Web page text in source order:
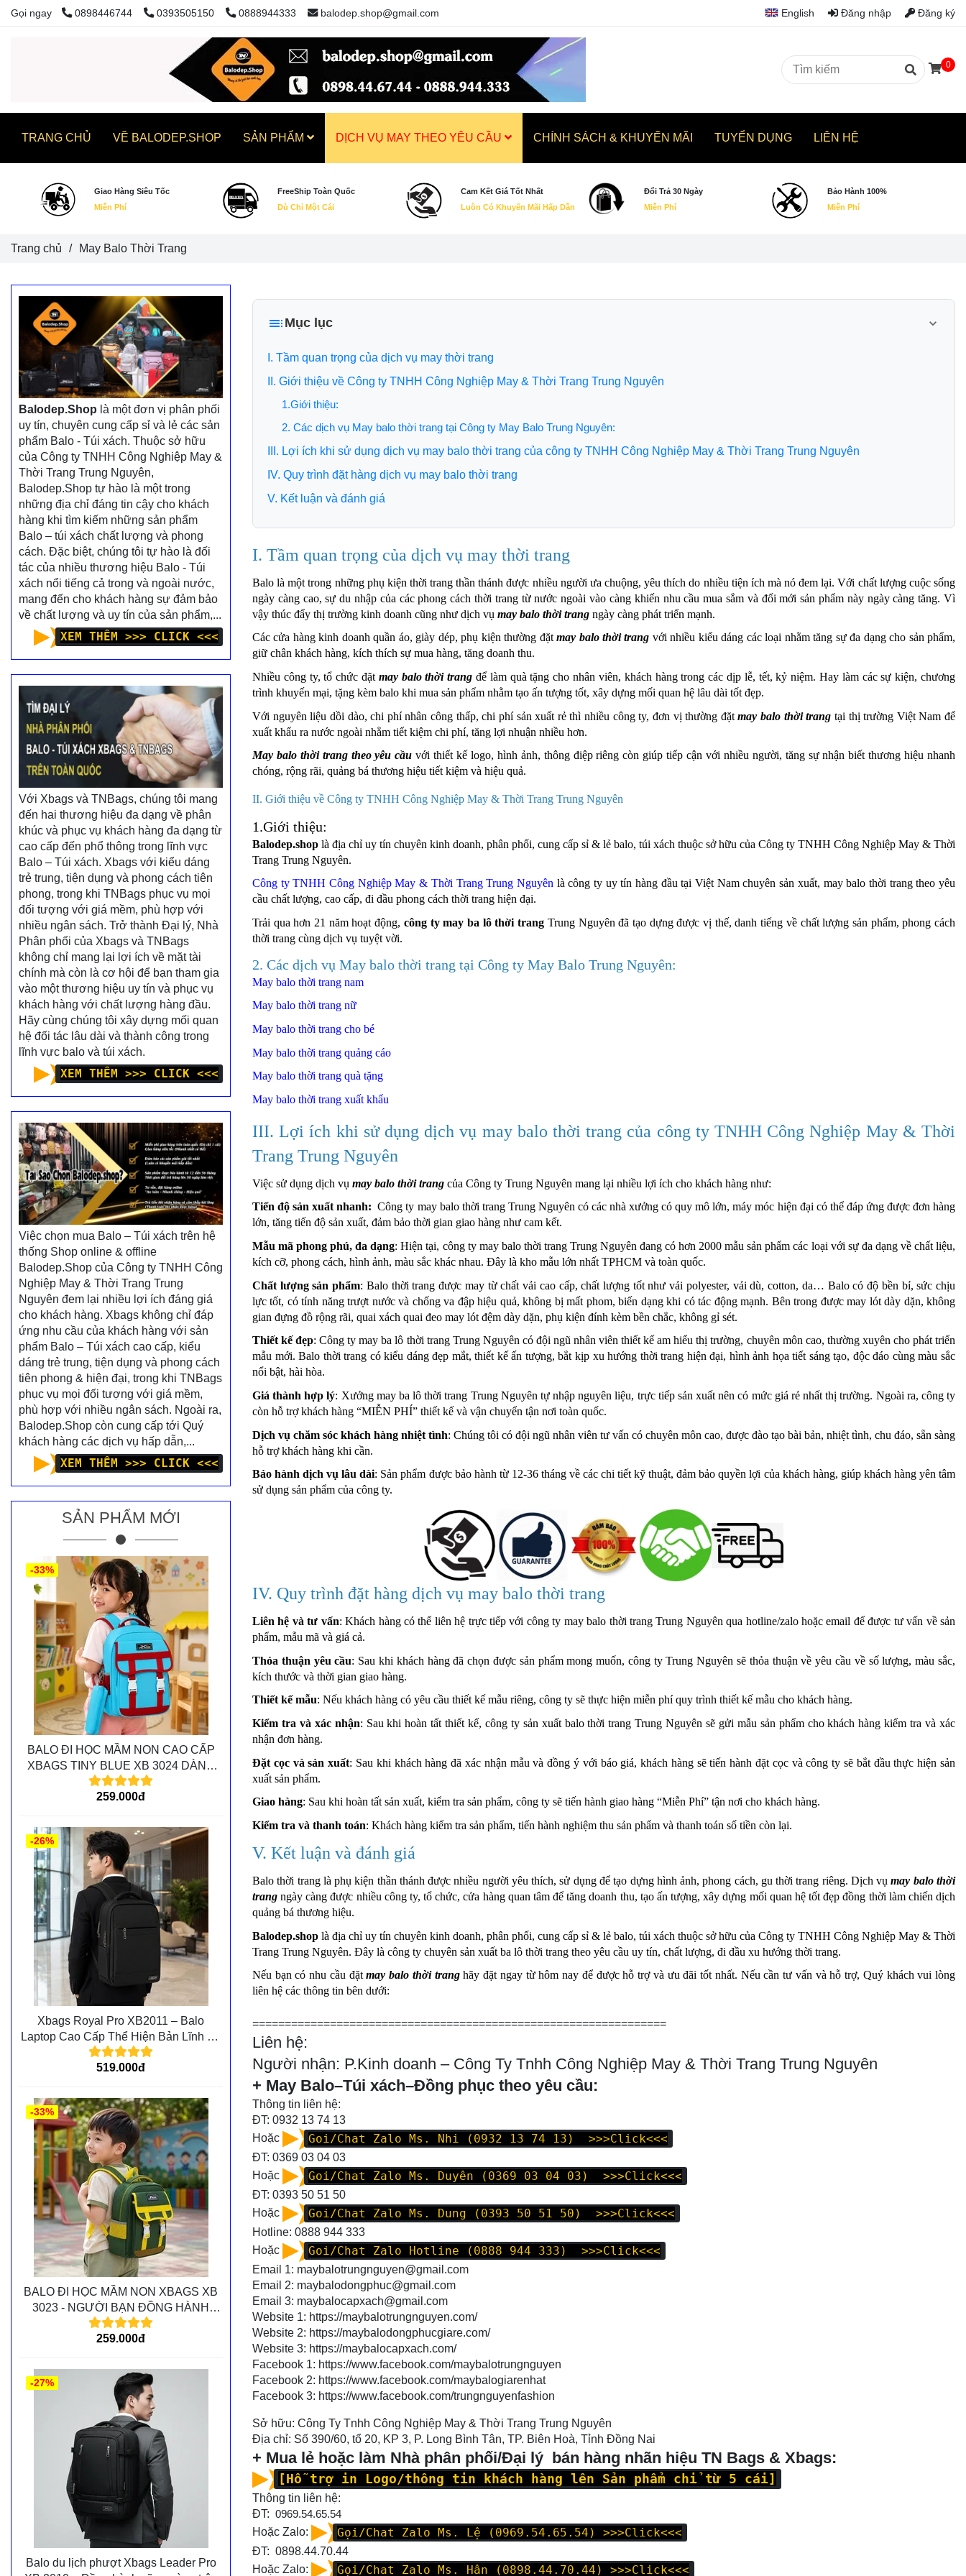
Mục lục
I. Tầm quan trọng của dịch vụ may thời trang
II. Giới thiệu về Công ty TNHH Công Nghiệp May & Thời Trang Trung Nguyên
1.Giới thiệu:
2. Các dịch vụ May balo thời trang tại Công ty May Balo Trung Nguyên:
III. Lợi ích khi sử dụng dịch vụ may balo thời trang của công ty TNHH Công Nghiệp May & Thời Trang Trung Nguyên
IV. Quy trình đặt hàng dịch vụ may balo thời trang
V. Kết luận và đánh giá
I. Tầm quan trọng của dịch vụ may thời trang
Balo là một trong những phụ kiện thời trang thần thánh được nhiều người ưa chuộng, yêu thích do nhiều tiện ích mà nó đem lại. Với chất lượng cuộc sống
ngày càng cao, sự du nhập của các phong cách thời trang từ nước ngoài vào càng khiến nhu cầu mua sắm và đổi mới sản phẩm này ngày càng tăng. Vì
vậy thúc đẩy thị trường kinh doanh cũng như dịch vụ may balo thời trang ngày càng phát triển mạnh.
Các cửa hàng kinh doanh quần áo, giày dép, phụ kiện thường đặtmay balo thời trang với nhiều kiểu dáng các loại nhằm tăng sự đa dạng cho sản phẩm,
giữ chân khách hàng, kích thích sự mua hàng, tăng doanh thu.
Nhiều công ty, tổ chức đặt may balo thời trang để làm quà tặng cho nhân viên, khách hàng trong các dịp lễ, tết, kỷ niệm. Hay làm các sự kiện, chương
trình khuyến mại, tặng kèm balo khi mua sản phẩm nhằm tạo ấn tượng tốt, xây dựng mối quan hệ lâu dài tốt đẹp.
Với nguyên liệu dồi dào, chi phí nhân công thấp, chi phí sản xuất rẻ thì nhiều công ty, đơn vị thường đặtmay balo thời trang tại thị trường Việt Nam để
xuất khẩu ra nước ngoài nhằm tiết kiệm chi phí, tăng lợi nhuận nhiều hơn.
May balo thời trang theo yêu cầu với thiết kế logo, hình ảnh, thông điệp riêng còn giúp tiếp cận với nhiều người, tăng sự nhận biết thương hiệu nhanh
chóng, rộng rãi, quảng bá thương hiệu tiết kiệm và hiệu quả.
II. Giới thiệu về Công ty TNHH Công Nghiệp May & Thời Trang Trung Nguyên
1.Giới thiệu:
Balodep.shop là địa chỉ uy tín chuyên kinh doanh, phân phối, cung cấp sỉ & lẻ balo, túi xách thuộc sở hữu của Công ty TNHH Công Nghiệp May & Thời
Trang Trung Nguyên.
Công ty TNHH Công Nghiệp May & Thời Trang Trung Nguyên là công ty uy tín hàng đầu tại Việt Nam chuyên sản xuất, may balo thời trang theo yêu
cầu chất lượng, cao cấp, đi đầu phong cách thời trang hiện đại.
Trải qua hơn 21 năm hoạt động, công ty may ba lô thời trang Trung Nguyên đã tạo dựng được vị thế, danh tiếng về chất lượng sản phẩm, phong cách
thời trang cùng dịch vụ tuyệt vời.
2. Các dịch vụ May balo thời trang tại Công ty May Balo Trung Nguyên:
May balo thời trang nam
May balo thời trang nữ
May balo thời trang cho bé
May balo thời trang quảng cáo
May balo thời trang quà tặng
May balo thời trang xuất khẩu
III. Lợi ích khi sử dụng dịch vụ may balo thời trang của công ty TNHH Công Nghiệp May & Thời
Trang Trung Nguyên
Việc sử dụng dịch vụ may balo thời trang của Công ty Trung Nguyên mang lại nhiều lợi ích cho khách hàng như:
Tiến độ sản xuất nhanh: Công ty may balo thời trang Trung Nguyên có các nhà xưởng có quy mô lớn, máy móc hiện đại có thể đáp ứng được đơn hàng
lớn, tăng tiến độ sản xuất, đảm bảo thời gian giao hàng như cam kết.
Mẫu mã phong phú, đa dạng: Hiện tại, công ty may balo thời trang Trung Nguyên đang có hơn 2000 mẫu sản phẩm các loại với sự đa dạng về chất liệu,
kích cỡ, phong cách, hình ảnh, màu sắc khác nhau. Đây là kho mẫu lớn nhất TPHCM và toàn quốc.
Chất lượng sản phẩm: Balo thời trang được may từ chất vải cao cấp, chất lượng tốt như vải polyester, vải dù, cotton, da… Balo có độ bền bỉ, sức chịu
lực tốt, có tính năng trượt nước và chống va đập hiệu quả, không bị mất phom, biến dạng khi có tác động mạnh. Bên trong được may lót dày dặn, không
gian đựng đồ rộng rãi, quai xách quai đeo may lót đệm dày dặn, phụ kiện đính kèm bền chắc, không gỉ sét.
Thiết kế đẹp: Công ty may ba lô thời trang Trung Nguyên có đội ngũ nhân viên thiết kế am hiểu thị trường, chuyên môn cao, thường xuyên cho phát triển
mẫu mới. Balo thời trang có kiểu dáng đẹp mắt, thiết kế ấn tượng, bắt kịp xu hướng thời trang hiện đại, hình ảnh họa tiết sáng tạo, độc đáo cùng màu sắc
nổi bật, hài hòa.
Giá thành hợp lý: Xưởng may ba lô thời trang Trung Nguyên tự nhập nguyên liệu, trực tiếp sản xuất nên có mức giá rẻ nhất thị trường. Ngoài ra, công ty
còn hỗ trợ khách hàng “MIỄN PHÍ” thiết kế và vận chuyển tận nơi toàn quốc.
Dịch vụ chăm sóc khách hàng nhiệt tình: Chúng tôi có đội ngũ nhân viên tư vấn có chuyên môn cao, được đào tạo bài bản, nhiệt tình, chu đáo, sẵn sàng
hỗ trợ khách hàng khi cần.
Bảo hành dịch vụ lâu dài: Sản phẩm được bảo hành từ 12-36 tháng về các chi tiết kỹ thuật, đảm bảo quyền lợi của khách hàng, giúp khách hàng yên tâm
sử dụng sản phẩm của công ty.
IV. Quy trình đặt hàng dịch vụ may balo thời trang
Liên hệ và tư vấn: Khách hàng có thể liên hệ trực tiếp với công ty may balo thời trang Trung Nguyên qua hotline/zalo hoặc email để được tư vấn về sản
phẩm, mẫu mã và giá cả.
Thỏa thuận yêu cầu: Sau khi khách hàng đã chọn được sản phẩm mong muốn, công ty Trung Nguyên sẽ thỏa thuận về yêu cầu về số lượng, màu sắc,
kích thước và thời gian giao hàng.
Thiết kế mẫu: Nếu khách hàng có yêu cầu thiết kế mẫu riêng, công ty sẽ thực hiện miễn phí quy trình thiết kế mẫu cho khách hàng.
Kiểm tra và xác nhận: Sau khi hoàn tất thiết kế, công ty sản xuất balo thời trang Trung Nguyên sẽ gửi mẫu sản phẩm cho khách hàng kiểm tra và xác
nhận đơn hàng.
Đặt cọc và sản xuất: Sau khi khách hàng đã xác nhận mẫu và đồng ý với báo giá, khách hàng sẽ tiến hành đặt cọc và công ty sẽ bắt đầu thực hiện sản
xuất sản phẩm.
Giao hàng: Sau khi hoàn tất sản xuất, kiểm tra sản phẩm, công ty sẽ tiến hành giao hàng “Miễn Phí” tận nơi cho khách hàng.
Kiểm tra và thanh toán: Khách hàng kiểm tra sản phẩm, tiến hành nghiệm thu sản phẩm và thanh toán số tiền còn lại.
V. Kết luận và đánh giá
Balo thời trang là phụ kiện thần thánh được nhiều người yêu thích, sử dụng để tạo dựng hình ảnh, phong cách, gu thời trang riêng. Dịch vụmay balo thời
trang ngày càng được nhiều công ty, tổ chức, cửa hàng quan tâm để tăng doanh thu, tạo ấn tượng, xây dựng mối quan hệ tốt đẹp đồng thời làm chiến dịch
quảng bá thương hiệu.
Balodep.shop là địa chỉ uy tín chuyên kinh doanh, phân phối, cung cấp sỉ & lẻ balo, túi xách thuộc sở hữu của Công ty TNHH Công Nghiệp May & Thời
Trang Trung Nguyên. Đây là công ty chuyên sản xuất ba lô thời trang theo yêu cầu uy tín, chất lượng, đi đầu xu hướng thời trang.
Nếu bạn có nhu cầu đặtmay balo thời tranghãy đặt ngay từ hôm nay để được hỗ trợ và ưu đãi tốt nhất. Nếu cần tư vấn và hỗ trợ, Quý khách vui lòng
liên hệ các thông tin bên dưới:
================================================================
Liên hệ:
Người nhận: P.Kinh doanh – Công Ty Tnhh Công Nghiệp May & Thời Trang Trung Nguyên
+ May Balo–Túi xách–Đồng phục theo yêu cầu:
Thông tin liên hệ:
ĐT: 0932 13 74 13
Hoặc
Goi/Chat Zalo Ms. Nhi (0932 13 74 13) >>>Click<<<
ĐT: 0369 03 04 03
Hoặc
Goi/Chat Zalo Ms. Duyên (0369 03 04 03) >>>Click<<<
ĐT: 0393 50 51 50
Hoặc
Goi/Chat Zalo Ms. Dung (0393 50 51 50) >>>Click<<<
Hotline: 0888 944 333
Hoặc
Goi/Chat Zalo Hotline (0888 944 333) >>>Click<<<
Email 1: maybalotrungnguyen@gmail.com
Email 2: maybalodongphuc@gmail.com
Email 3: maybalocapxach@gmail.com
Website 1: https://maybalotrungnguyen.com/
Website 2: https://maybalodongphucgiare.com/
Website 3: https://maybalocapxach.com/
Facebook 1: https://www.facebook.com/maybalotrungnguyen
Facebook 2: https://www.facebook.com/maybalogiarenhat
Facebook 3: https://www.facebook.com/trungnguyenfashion
Sở hữu: Công Ty Tnhh Công Nghiệp May & Thời Trang Trung Nguyên
Địa chỉ: Số 390/60, tổ 20, KP 3, P. Long Bình Tân, TP. Biên Hoà, Tỉnh Đồng Nai
+ Mua lẻ hoặc làm Nhà phân phối/Đại lý bán hàng nhãn hiệu TN Bags & Xbags:
[Hỗ trợ in Logo/thông tin khách hàng lên Sản phẩm chỉ từ 5 cái]
Thông tin liên hệ:
ĐT: 0969.54.65.54
Hoặc Zalo: Gọi/Chat Zalo Ms. Lệ (0969.54.65.54) >>>Click<<<
ĐT: 0898.44.70.44
Hoặc Zalo:
Gọi/Chat Zalo Ms. Hân (0898.44.70.44) >>>Click<<<
Balodep.Shop là một đơn vị phân phối
uy tín, chuyên cung cấp sỉ và lẻ các sản
phẩm Balo - Túi xách. Thuộc sở hữu
của Công ty TNHH Công Nghiệp May &
Thời Trang Trung Nguyên,
Balodep.Shop tự hào là một trong
những địa chỉ đáng tin cậy cho khách
hàng khi tìm kiếm những sản phẩm
Balo – túi xách chất lượng và phong
cách. Đặc biệt, chúng tôi tự hào là đối
tác của nhiều thương hiệu Balo - Túi
xách nổi tiếng cả trong và ngoài nước,
mang đến cho khách hàng sự đảm bảo
về chất lượng và uy tín của sản phẩm,...
XEM THÊM >>> CLICK <<<
Với Xbags và TNBags, chúng tôi mang
đến hai thương hiệu đa dạng về phân
khúc và phục vụ khách hàng đa dạng từ
cao cấp đến phổ thông trong lĩnh vực
Balo – Túi xách. Xbags với kiểu dáng
trẻ trung, tiện dụng và phong cách tiên
phong, trong khi TNBags phục vụ mọi
đối tượng với giá mềm, phù hợp với
nhiều ngân sách. Trở thành Đại lý, Nhà
Phân phối của Xbags và TNBags
không chỉ mang lại lợi ích về mặt tài
chính mà còn là cơ hội để bạn tham gia
vào một thương hiệu uy tín và phục vụ
khách hàng với chất lượng hàng đầu.
Hãy cùng chúng tôi xây dựng mối quan
hệ đối tác lâu dài và thành công trong
lĩnh vực balo và túi xách.
XEM THÊM >>> CLICK <<<
Việc chọn mua Balo – Túi xách trên hệ
thống Shop online & offline
Balodep.Shop của Công ty TNHH Công
Nghiệp May & Thời Trang Trung
Nguyên đem lại nhiều lợi ích đáng giá
cho khách hàng. Xbags không chỉ đáp
ứng nhu cầu của khách hàng với sản
phẩm Balo – Túi xách cao cấp, kiểu
dáng trẻ trung, tiện dụng và phong cách
tiên phong & hiện đại, trong khi TNBags
phục vụ mọi đối tượng với giá mềm,
phù hợp với nhiều ngân sách. Ngoài ra,
Balodep.Shop còn cung cấp tới Quý
khách hàng các dịch vụ hấp dẫn,...
XEM THÊM >>> CLICK <<<
SẢN PHẨM MỚI
BALO ĐI HỌC MẦM NON CAO CẤP
XBAGS TINY BLUE XB 3024 DÀNH
CHO CÁC BÉ MẦM NON
259.000đ
-33%
Xbags Royal Pro XB2011 – Balo
Laptop Cao Cấp Thể Hiện Bản Lĩnh Và
Đẳng Cấp Cá Nhân
519.000đ
-26%
BALO ĐI HỌC MẦM NON XBAGS XB
3023 - NGƯỜI BẠN ĐỒNG HÀNH
CÙNG CÁC BÉ TRÊN MỌI CHẶNG
ĐƯỜNG
259.000đ
-33%
Balo du lịch phượt Xbags Leader Pro
-27%
Trang chủ / May Balo Thời Trang
Gọi ngay 0898446744 0393505150 0888944333 balodep.shop@gmail.com English Đăng nhập Đăng ký
0
TRANG CHỦ VỀ BALODEP.SHOP SẢN PHẨM DỊCH VỤ MAY THEO YÊU CẦU CHÍNH SÁCH & KHUYẾN MÃI TUYỂN DỤNG LIÊN HỆ
Giao Hàng Siêu Tốc
Miễn Phí
FreeShip Toàn Quốc
Dù Chỉ Một Cái
Cam Kết Giá Tốt Nhất
Luôn Có Khuyến Mãi Hấp Dẫn
Đổi Trả 30 Ngày
Miễn Phí
Bảo Hành 100%
Miễn Phí